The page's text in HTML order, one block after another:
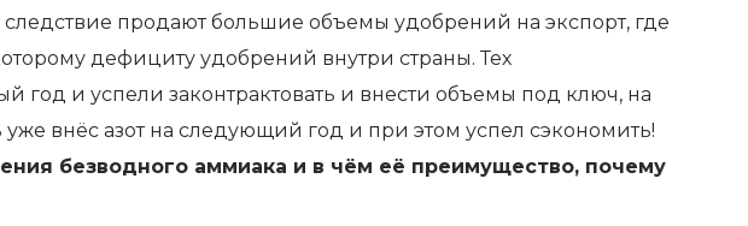
продают большие объемы удобрений на экспорт, где
дефициту удобрений внутри страны. Тех
год и успели законтрактовать и внести объемы под ключ, на
внёс азот на следующий год и при этом успел сэкономить!
безводного аммиака и в чём её преимущество, почему